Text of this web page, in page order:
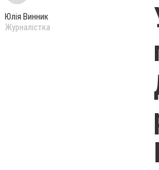
Юлія Винник
Журналістка